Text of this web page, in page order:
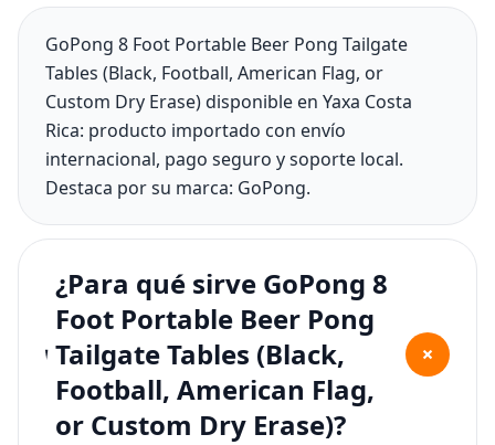
GoPong 8 Foot Portable Beer Pong Tailgate
Tables (Black, Football, American Flag, or
Custom Dry Erase) disponible en Yaxa Costa
Rica: producto importado con envío
internacional, pago seguro y soporte local.
Destaca por su marca: GoPong.
¿Para qué sirve GoPong 8
Foot Portable Beer Pong
Tailgate Tables (Black,
Football, American Flag,
or Custom Dry Erase)?
+